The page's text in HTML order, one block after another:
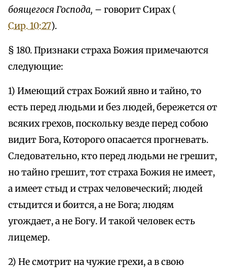
боящегося Господа, – говорит Сирах (
Сир. 10:27).
§ 180. Признаки страха Божия примечаются
следующие:
1) Имеющий страх Божий явно и тайно, то
есть перед людьми и без людей, бережется от
всяких грехов, поскольку везде перед собою
видит Бога, Которого опасается прогневать.
Следовательно, кто перед людьми не грешит,
но тайно грешит, тот страха Божия не имеет,
а имеет стыд и страх человеческий; людей
стыдится и боится, а не Бога; людям
угождает, а не Богу. И такой человек есть
лицемер.
2) Не смотрит на чужие грехи, а в свою